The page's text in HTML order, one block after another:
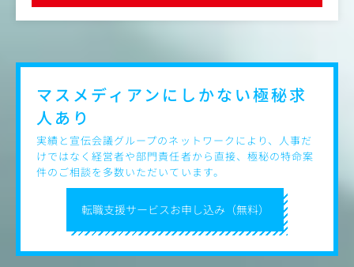
準の体験を共に創造していきます。
【ミッション】
●革新的で効果的なデジタルコミュニケーションデザイ
ン、インターフェースデザイン、インタラクションデザイ
ンを、すべてのデジタルプラットフォームで世界最高水準
の品質で実現すること。
●アジャイル手法を通じて、一貫性のあるシステマチック
かつレスポンシブなデザインソリューションを提供するこ
●ピッチの場であなたのスキルを活かし、アイデアを具現
●デザイン成果物を自信を持ってステークホルダーにプレ
ゼンし、信頼関係を構築すること。
転職支援サービスお申し込み（無料）
マスメディアンにしかない極秘求
人あり
実績と宣伝会議グループのネットワークにより、人事だ
けではなく経営者や部門責任者から直接、極秘の特命案
件のご相談を多数いただいています。